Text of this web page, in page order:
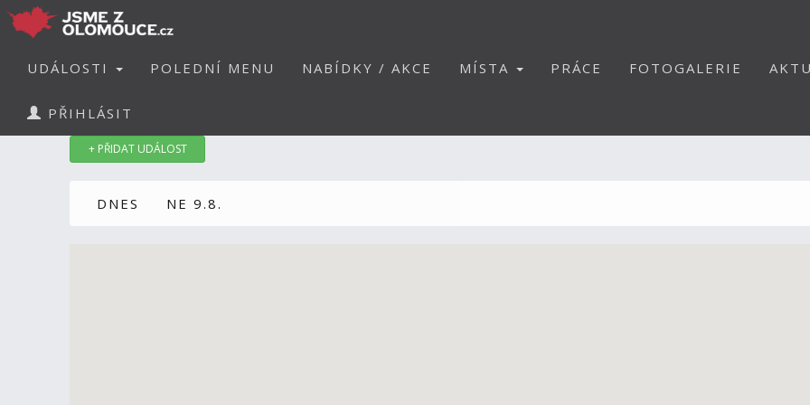
UDÁLOSTI POLEDNÍ MENU NABÍDKY / AKCE MÍSTA PRÁCE FOTOGALERIE
PŘIHLÁSIT
+ PŘIDAT UDÁLOST
DNES NE 9.8.